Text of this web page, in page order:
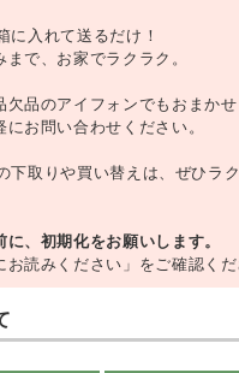
に入れて送るだけ！
で、お家でラクラク。
欠品のアイフォンでもおまかせ
お問い合わせください。
下取りや買い替えは、ぜひラ
、初期化をお願いします。
お読みください」をご確認くだ